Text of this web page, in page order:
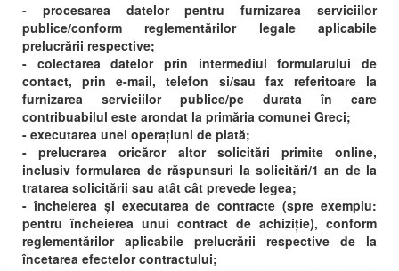
- procesarea datelor pentru furnizarea serviciilor
publice/conform reglementărilor legale aplicabile
prelucrării respective;
- colectarea datelor prin intermediul formularului de
contact, prin e-mail, telefon si/sau fax referitoare la
furnizarea serviciilor publice/pe durata în care
contribuabilul este arondat la primăria comunei Greci;
- executarea unei operațiuni de plată;
- prelucrarea oricăror altor solicitări primite online,
inclusiv formularea de răspunsuri la solicitări/1 an de la
tratarea solicitării sau atât cât prevede legea;
- încheierea și executarea de contracte (spre exemplu:
pentru încheierea unui contract de achiziție), conform
reglementărilor aplicabile prelucrării respective de la
încetarea efectelor contractului;